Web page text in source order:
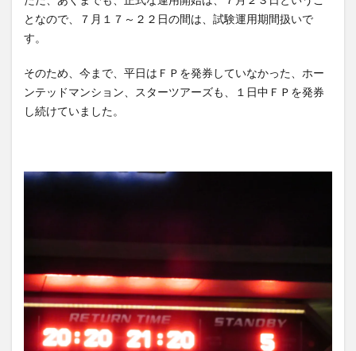
となので、７月１７～２２日の間は、試験運用期間扱いで
す。
そのため、今まで、平日はＦＰを発券していなかった、ホー
ンテッドマンション、スターツアーズも、１日中ＦＰを発券
し続けていました。